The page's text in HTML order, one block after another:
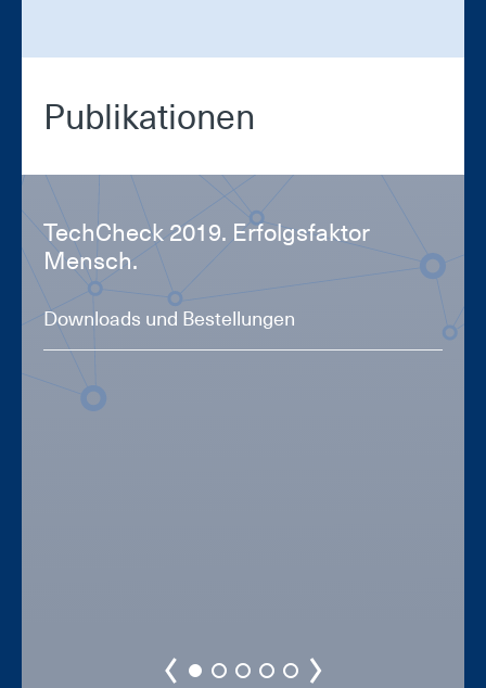
Pu­bli­ka­tio­nen
Tech­Check 2019. Er­folgs­fak­tor
Mensch.
Downloads und Bestellungen